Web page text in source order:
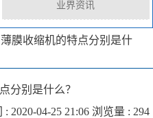
业界资讯
薄膜收缩机的特点分别是什
分别是什么？
: 2020-04-25 21:06 浏览量 : 294